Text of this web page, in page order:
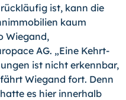
ist, kann die
kaum
Wiegand,
AG. „Eine Kehrt­
ist nicht erkennbar,
Wiegand fort. Denn
es hier innerhalb